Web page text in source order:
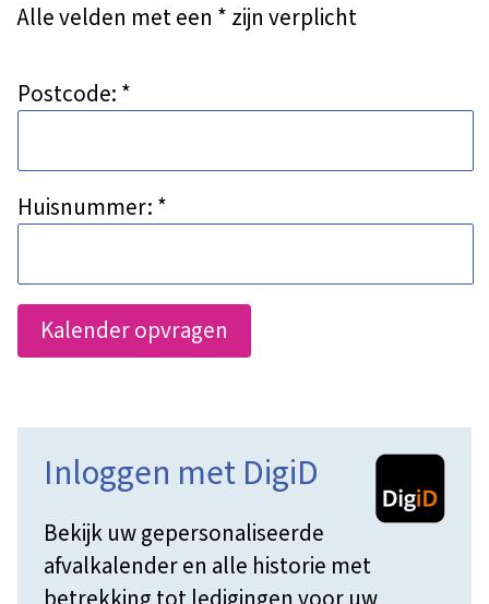
Alle velden met een * zijn verplicht
Postcode: *
Huisnummer: *
Inloggen met DigiD
Bekijk uw gepersonaliseerde
afvalkalender en alle historie met